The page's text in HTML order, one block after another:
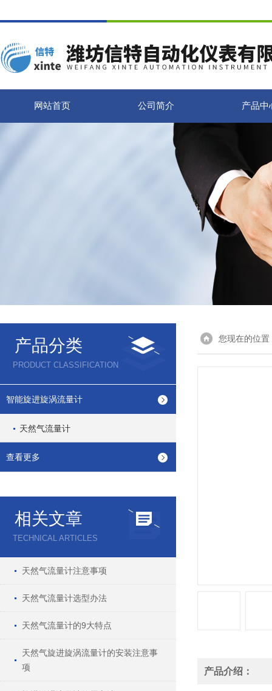
网站首页 公司简介 产品中
产品分类
PRODUCT CLASSIFICATION
智能旋进旋涡流量计
天然气流量计
查看更多
相关文章
TECHNICAL ARTICLES
天然气流量计注意事项
天然气流量计选型办法
天然气流量计的9大特点
天然气旋进旋涡流量计的安装注意事
项
您现在的位置
产品介绍：